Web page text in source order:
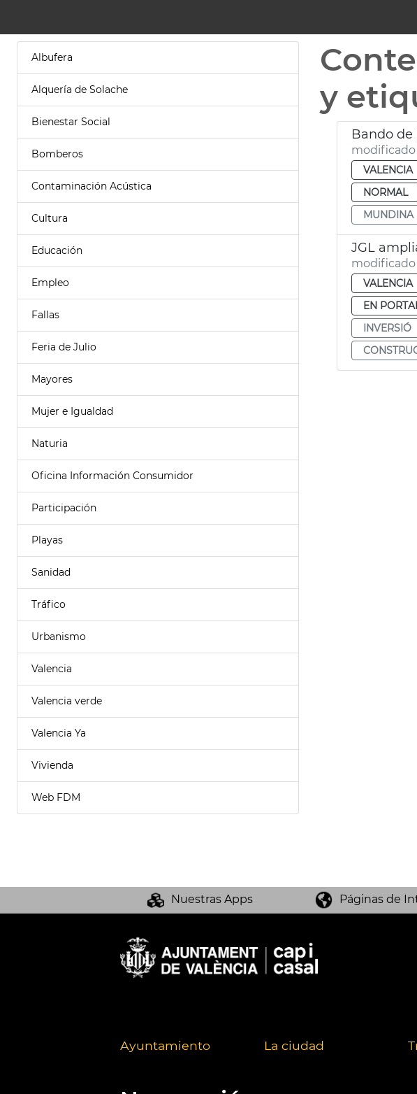
Albufera
Alquería de Solache
Bienestar Social
Bomberos
Contaminación Acústica
Cultura
Educación
Empleo
Fallas
Feria de Julio
Mayores
Mujer e Igualdad
Naturia
Oficina Información Consumidor
Participación
Playas
Sanidad
Tráfico
Urbanismo
Valencia
Valencia verde
Valencia Ya
Vivienda
Web FDM
y
Bando de
modificado
VALENCIA
NORMAL
MUNDINA
JGL
modificado
VALENCIA
EN
INVERSIÓ
Nuestras Apps Páginas de
Ayuntamiento La ciudad